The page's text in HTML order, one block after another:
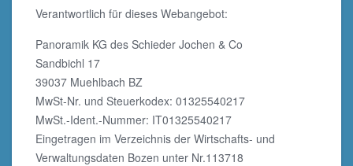
Verantwortlich für dieses Webangebot:
Panoramik KG des Schieder Jochen & Co
Sandbichl 17
39037 Muehlbach BZ
MwSt-Nr. und Steuerkodex: 01325540217
MwSt.-Ident.-Nummer: IT01325540217
Eingetragen im Verzeichnis der Wirtschafts- und
Verwaltungsdaten Bozen unter Nr.113718